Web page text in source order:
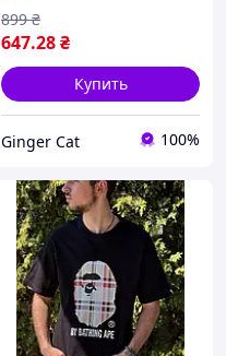
647.28₴
899 ₴
Купить
Ginger Cat 100%